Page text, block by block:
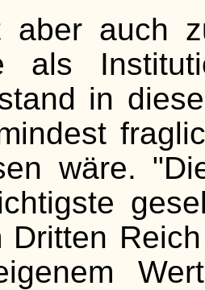
aber auch
als
in
wäre.
Dritten